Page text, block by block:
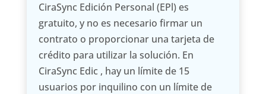
CiraSync Edición Personal (EPl) es
gratuito, y no es necesario firmar un
contrato o proporcionar una tarjeta de
crédito para utilizar la solución. En
CiraSync Edic , hay un límite de 15
usuarios por inquilino con un límite de